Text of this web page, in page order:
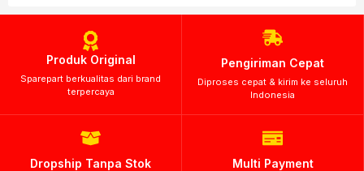
Produk Original
Sparepart berkualitas dari brand
terpercaya
Pengiriman Cepat
Diproses cepat & kirim ke seluruh
Indonesia
Dropship Tanpa Stok Multi Payment